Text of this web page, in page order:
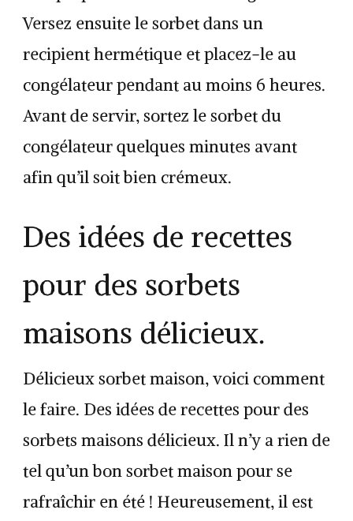
Versez ensuite le sorbet dans un
recipient hermétique et placez-le au
congélateur pendant au moins 6 heures.
Avant de servir, sortez le sorbet du
congélateur quelques minutes avant
afin qu’il soit bien crémeux.
Des idées de recettes
pour des sorbets
maisons délicieux.
Délicieux sorbet maison, voici comment
le faire. Des idées de recettes pour des
sorbets maisons délicieux. Il n’y a rien de
tel qu’un bon sorbet maison pour se
rafraîchir en été ! Heureusement, il est